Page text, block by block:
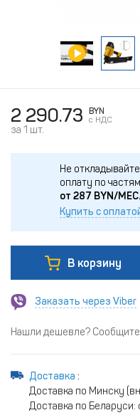
2 290.73
BYN
c НДС
за 1 шт.
Не
оплату по
от 287 BYN/МЕС.
Купить с
В корзину
Заказать через Viber
Нашли дешевле? Сообщите
Доставка :
Доставка по Минску
Доставка по Беларуси: